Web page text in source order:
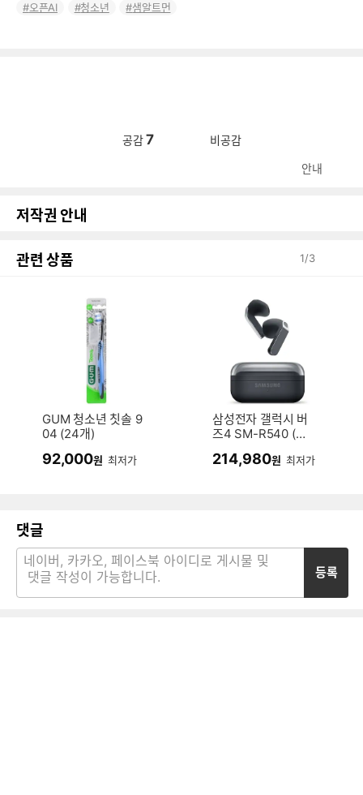
오픈AI 청소년 샘알트먼
공감 7 비공감
안내
저작권 안내
관련 상품 1/3
GUM 청소년 칫솔 9
04 (24개)
92,000원 최저가
삼성전자 갤럭시 버
즈4 SM-R540 (정
214,980원 최저가
댓글
등록